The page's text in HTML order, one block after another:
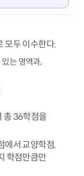
모두 이수한다.
는 영역과,
총 36학점을
에서 교양학점,
학점만큼만